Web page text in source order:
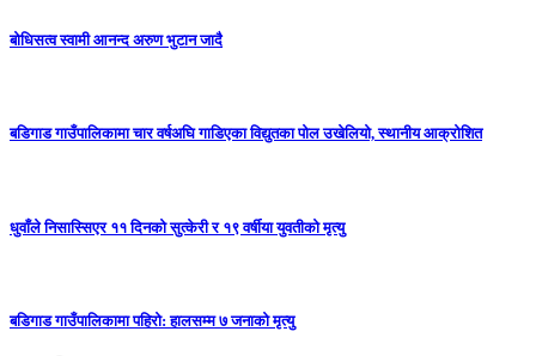
बोधिसत्व स्वामी आनन्द अरुण भुटान जादै
बडिगाड गाउँपालिकामा चार वर्षअघि गाडिएका विद्युतका पोल उखेलियो, स्थानीय आक्रोशित
धुवाँले निसास्सिएर ११ दिनको सुत्केरी र १९ वर्षीया युवतीको मृत्यु
बडिगाड गाउँपालिकामा पहिरो: हालसम्म ७ जनाको मृत्यु